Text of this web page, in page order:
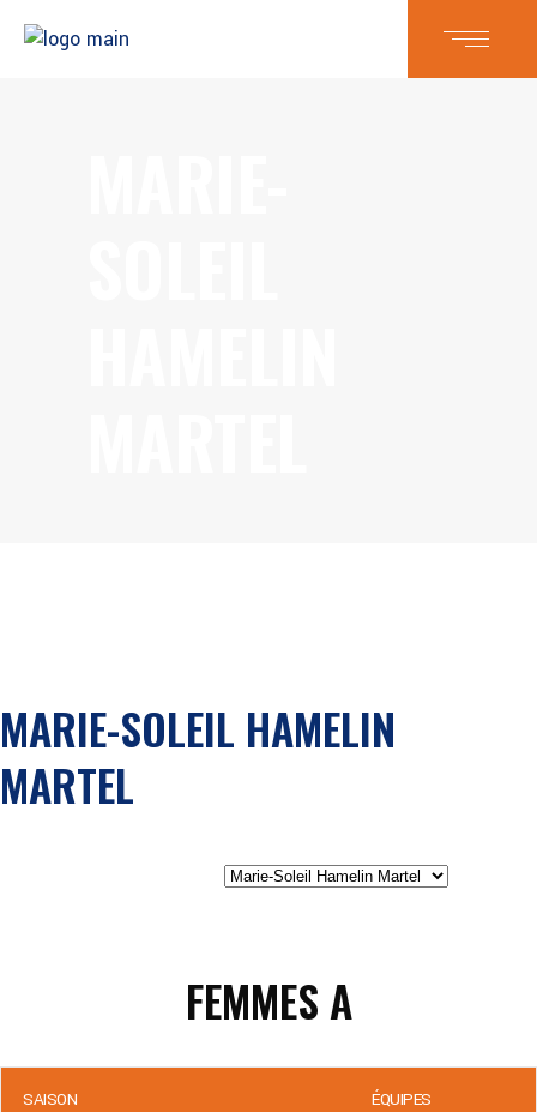
MARIE-SOLEIL HAMELIN
MARTEL
FEMMES A
SAISON ÉQUIPES